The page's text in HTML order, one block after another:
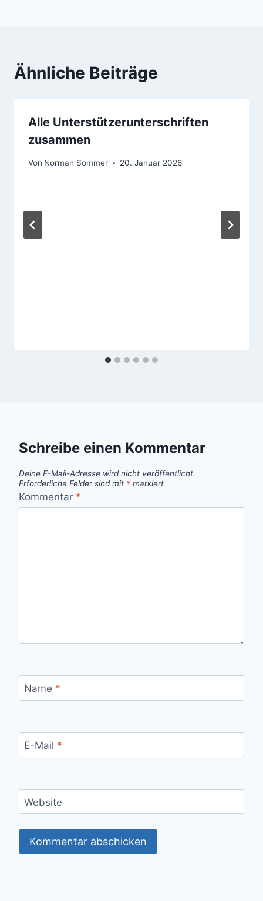
Ähnliche Beiträge
Alle Unterstützerunterschriften
zusammen
Von Norman Sommer 20. Januar 2026
Schreibe einen Kommentar
Deine E-Mail-Adresse wird nicht veröffentlicht.
Erforderliche Felder sind mit * markiert
Kommentar *
Name *
E-Mail *
Website